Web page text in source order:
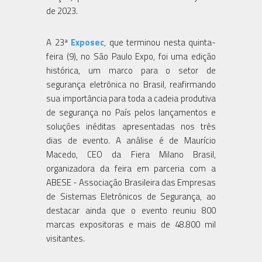
de 2023.
A 23ª Exposec, que terminou nesta quinta-
feira (9), no São Paulo Expo, foi uma edição
histórica, um marco para o setor de
segurança eletrônica no Brasil, reafirmando
sua importância para toda a cadeia produtiva
de segurança no País pelos lançamentos e
soluções inéditas apresentadas nos três
dias de evento. A análise é de Maurício
Macedo, CEO da Fiera Milano Brasil,
organizadora da feira em parceria com a
ABESE - Associação Brasileira das Empresas
de Sistemas Eletrônicos de Segurança, ao
destacar ainda que o evento reuniu 800
marcas expositoras e mais de 48.800 mil
visitantes.